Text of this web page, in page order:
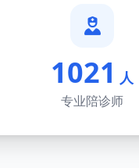
1021 人
专业陪诊师